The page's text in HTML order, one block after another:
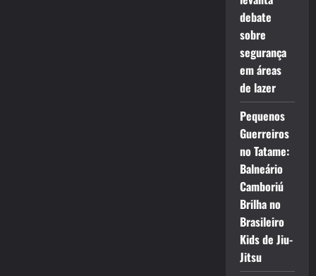
debate
sobre
segurança
em áreas
de lazer
Pequenos
Guerreiros
no Tatame:
Balneário
Camboriú
Brilha no
Brasileiro
Kids de Jiu-
Jitsu